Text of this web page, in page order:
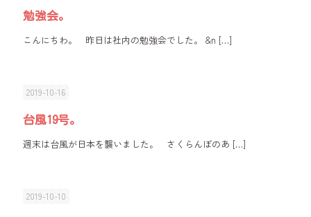
勉強会。
こんにちわ。 昨日は社内の勉強会でした。 &n […]
2019-10-16
台風19号。
週末は台風が日本を襲いました。 さくらんぼのあ […]
2019-10-10